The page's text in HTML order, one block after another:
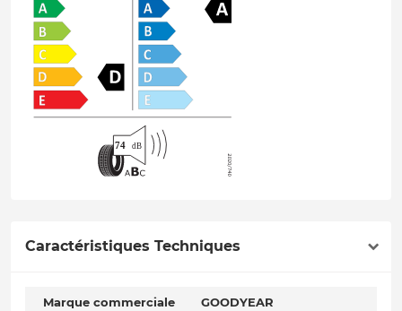
Caractéristiques Techniques
Marque commerciale GOODYEAR